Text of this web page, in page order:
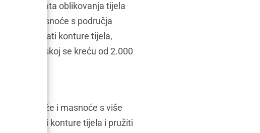
zahvata oblikovanja tijela
kože i masnoće s područja
poboljšati konture tijela,
u Hrvatskoj se kreću od 2.000
viška kože i masnoće s više
poboljšati konture tijela i pružiti